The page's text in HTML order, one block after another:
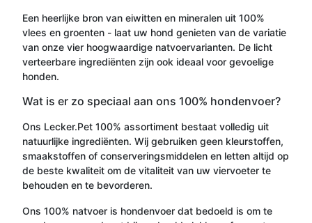
Een heerlijke bron van eiwitten en mineralen uit 100%
vlees en groenten - laat uw hond genieten van de variatie
van onze vier hoogwaardige natvoervarianten. De licht
verteerbare ingrediënten zijn ook ideaal voor gevoelige
honden.
Wat is er zo speciaal aan ons 100% hondenvoer?
Ons Lecker.Pet 100% assortiment bestaat volledig uit
natuurlijke ingrediënten. Wij gebruiken geen kleurstoffen,
smaakstoffen of conserveringsmiddelen en letten altijd op
de beste kwaliteit om de vitaliteit van uw viervoeter te
behouden en te bevorderen.
Ons 100% natvoer is hondenvoer dat bedoeld is om te